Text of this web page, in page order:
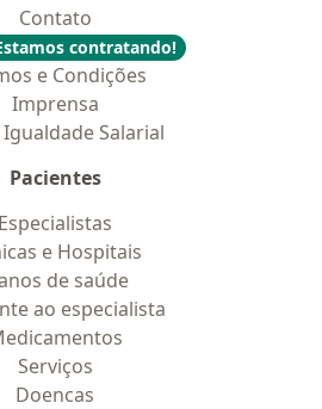
Contato
contratando!
e Condições
Imprensa
Igualdade Salarial
Pacientes
Especialistas
e Hospitais
de saúde
ao especialista
Serviços
Doencas